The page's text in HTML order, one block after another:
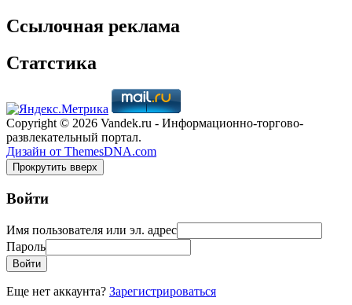
Ссылочная реклама
Статстика
Copyright © 2026 Vandek.ru - Информационно-торгово-
развлекательный портал.
Дизайн от ThemesDNA.com
Прокрутить вверх
Войти
Имя пользователя или эл. адрес
Пароль
Войти
Еще нет аккаунта? Зарегистрироваться